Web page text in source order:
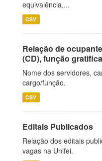
equivalência,...
CSV
Relação de
(CD), função
Nome dos servidores,
cargo/função.
CSV
Editais Publicados
Relação dos editais
vagas na Unifei.